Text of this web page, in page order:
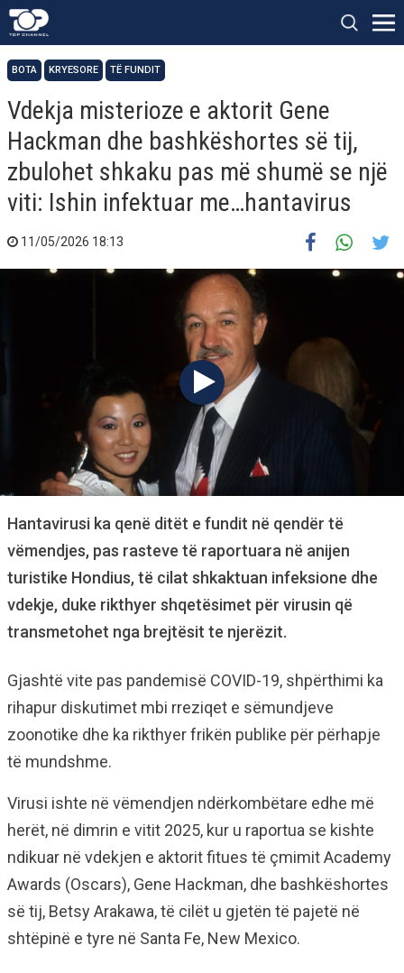
BOTA KRYESORE TË FUNDIT
Vdekja misterioze e aktorit Gene
Hackman dhe bashkëshortes së tij,
zbulohet shkaku pas më shumë se një
viti: Ishin infektuar me…hantavirus
11/05/2026 18:13
Hantavirusi ka qenë ditët e fundit në qendër të
vëmendjes, pas rasteve të raportuara në anijen
turistike Hondius, të cilat shkaktuan infeksione dhe
vdekje, duke rikthyer shqetësimet për virusin që
transmetohet nga brejtësit te njerëzit.
Gjashtë vite pas pandemisë COVID-19, shpërthimi ka
rihapur diskutimet mbi rreziqet e sëmundjeve
zoonotike dhe ka rikthyer frikën publike për përhapje
të mundshme.
Virusi ishte në vëmendjen ndërkombëtare edhe më
herët, në dimrin e vitit 2025, kur u raportua se kishte
ndikuar në vdekjen e aktorit fitues të çmimit Academy
Awards (Oscars), Gene Hackman, dhe bashkëshortes
së tij, Betsy Arakawa, të cilët u gjetën të pajetë në
shtëpinë e tyre në Santa Fe, New Mexico.